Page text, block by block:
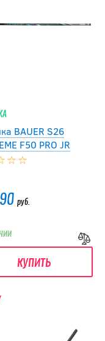
BAUER S26
F50 PRO JR
руб.
купить